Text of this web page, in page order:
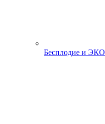
Бесплодие и ЭКО